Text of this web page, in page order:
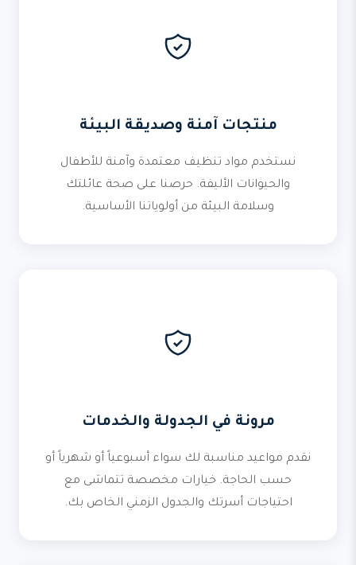
منتجات آمنة وصديقة البيئة
نستخدم مواد تنظيف معتمدة وآمنة للأطفال
والحيوانات الأليفة. حرصنا على صحة عائلتك
وسلامة البيئة من أولوياتنا الأساسية.
مرونة في الجدولة والخدمات
نقدم مواعيد مناسبة لك سواء أسبوعياً أو شهرياً أو
حسب الحاجة. خيارات مخصصة تتماشى مع
احتياجات أسرتك والجدول الزمني الخاص بك.